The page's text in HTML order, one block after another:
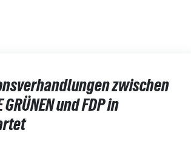
zwischen
und FDP in